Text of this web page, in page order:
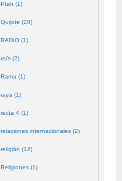
Ptah (1)
Quijote (20)
RADIO (1)
raïs (2)
Rama (1)
raya (1)
recta 4 (1)
relaciones internacionales (2)
religión (12)
Religiones (1)